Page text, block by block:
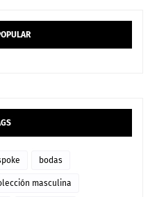
bodas
masculina